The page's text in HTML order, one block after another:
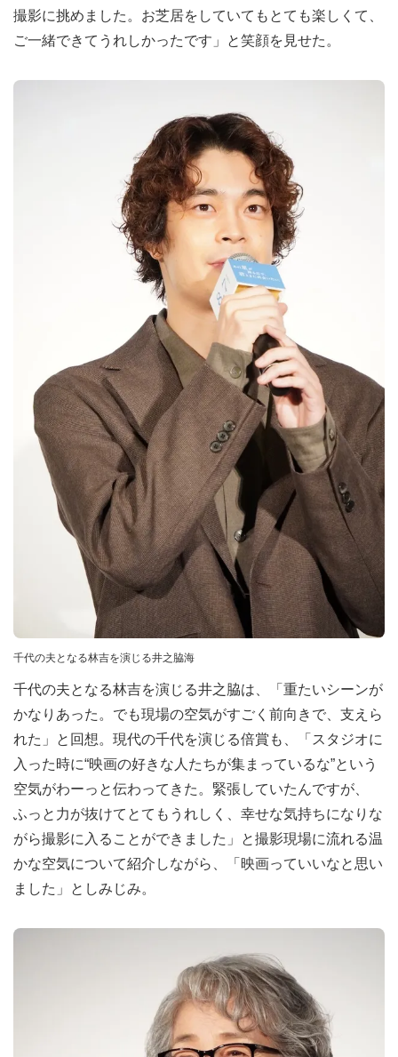
撮影に挑めました。お芝居をしていてもとても楽しくて、
ご一緒できてうれしかったです」と笑顔を見せた。
千代の夫となる林吉を演じる井之脇海
千代の夫となる林吉を演じる井之脇は、「重たいシーンが
かなりあった。でも現場の空気がすごく前向きで、支えら
れた」と回想。現代の千代を演じる倍賞も、「スタジオに
入った時に“映画の好きな人たちが集まっているな”という
空気がわーっと伝わってきた。緊張していたんですが、
ふっと力が抜けてとてもうれしく、幸せな気持ちになりな
がら撮影に入ることができました」と撮影現場に流れる温
かな空気について紹介しながら、「映画っていいなと思い
ました」としみじみ。